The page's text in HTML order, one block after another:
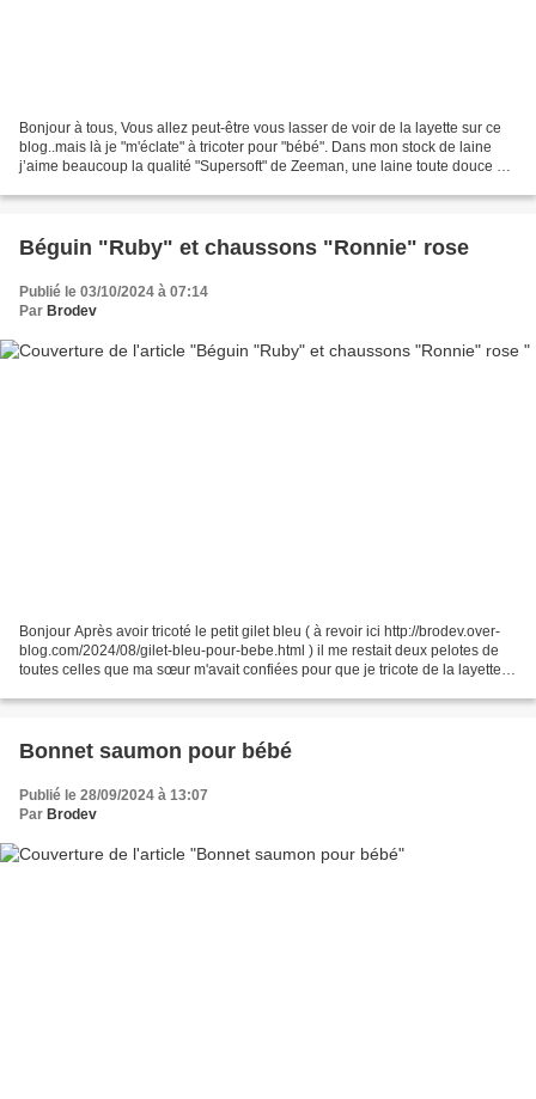
Bonjour à tous, Vous allez peut-être vous lasser de voir de la layette sur ce
blog..mais là je "m'éclate" à tricoter pour "bébé". Dans mon stock de laine
j’aime beaucoup la qualité "Supersoft" de Zeeman, une laine toute douce et
Béguin "Ruby" et chaussons "Ronnie" rose
Publié le 03/10/2024 à 07:14
Par Brodev
Bonjour Après avoir tricoté le petit gilet bleu ( à revoir ici http://brodev.over-
blog.com/2024/08/gilet-bleu-pour-bebe.html ) il me restait deux pelotes de
toutes celles que ma sœur m'avait confiées pour que je tricote de la layette
Bonnet saumon pour bébé
Publié le 28/09/2024 à 13:07
Par Brodev